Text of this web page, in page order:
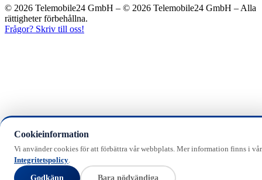
© 2026 Telemobile24 GmbH – © 2026 Telemobile24 GmbH – Alla
rättigheter förbehållna.
Frågor? Skriv till oss!
Cookieinformation
Vi använder cookies för att förbättra vår webbplats. Mer information finns i vår
Integritetspolicy.
Godkänn Bara nödvändiga